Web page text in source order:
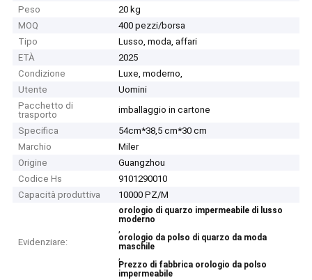
Peso
20 kg
MOQ
400 pezzi/borsa
Tipo
Lusso, moda, affari
ETÀ
2025
Condizione
Luxe, moderno,
Utente
Uomini
Pacchetto di
trasporto
imballaggio in cartone
Specifica
54cm*38,5 cm*30 cm
Marchio
Miler
Origine
Guangzhou
Codice Hs
9101290010
Capacità produttiva
10000 PZ/M
Evidenziare:
orologio di quarzo impermeabile di lusso
moderno
,
orologio da polso di quarzo da moda
maschile
,
Prezzo di fabbrica orologio da polso
impermeabile